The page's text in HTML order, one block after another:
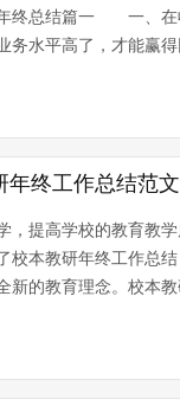
年终总结篇一 一、
水平高了，才能赢得
年终工作总结范文
，提高学校的教育教
校本教研年终工作
的教育理念。校本教